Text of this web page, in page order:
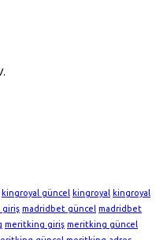
kingroyal güncel kingroyal
kingroyal
giriş madridbet güncel madridbet
meritking giriş meritking güncel